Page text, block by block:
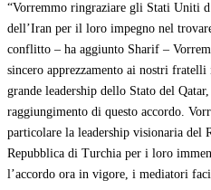
“Vorremmo ringraziare gli Stati Uniti
dell’Iran per il loro impegno nel
conflitto – ha aggiunto Sharif –
sincero apprezzamento ai nostri
grande leadership dello Stato del
raggiungimento di questo accordo.
particolare la leadership visionaria del
Repubblica di Turchia per i loro
l’accordo ora in vigore, i mediatori